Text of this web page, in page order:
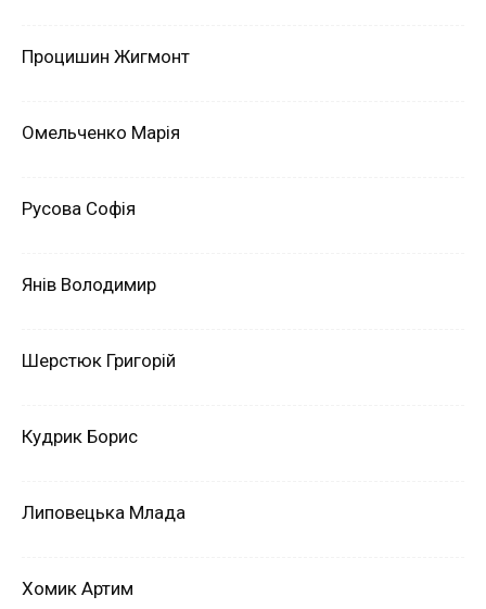
Процишин Жигмонт
Омельченко Марія
Русова Софія
Янів Володимир
Шерстюк Григорій
Кудрик Борис
Липовецька Млада
Хомик Артим